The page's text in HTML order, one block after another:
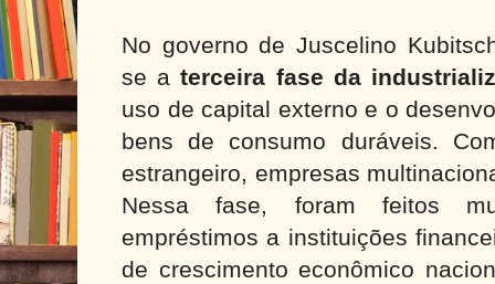
No governo de Juscelino
se aterceira fase da
uso de capital externo e o
bens de consumo duráveis.
estrangeiro, empresas
Nessa fase, foram feitos
empréstimos a instituições
de crescimento econômico